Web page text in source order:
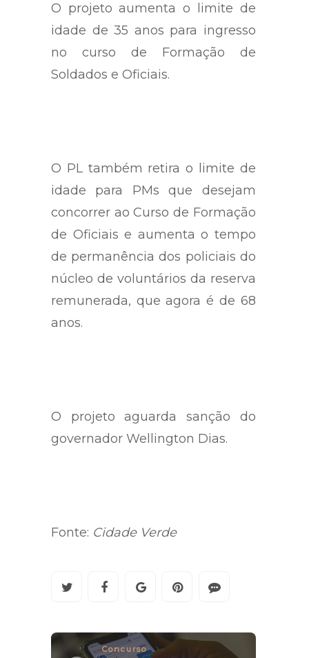
O projeto aumenta o limite de
idade de 35 anos para ingresso
no curso de Formação de
Soldados e Oficiais.
O PL também retira o limite de
idade para PMs que desejam
concorrer ao Curso de Formação
de Oficiais e aumenta o tempo
de permanência dos policiais do
núcleo de voluntários da reserva
remunerada, que agora é de 68
anos.
O projeto aguarda sanção do
governador Wellington Dias.
Fonte: Cidade Verde
Concurso